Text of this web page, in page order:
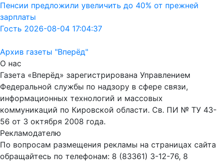
Пенсии предложили увеличить до 40% от прежней
зарплаты
Гость 2026-08-04 17:04:37
Архив газеты "Вперёд"
О нас
Газета «Вперёд» зарегистрирована Управлением
Федеральной службы по надзору в сфере связи,
информационных технологий и массовых
коммуникаций по Кировской области. Св. ПИ № ТУ 43-
56 от 3 октября 2008 года.
Рекламодателю
По вопросам размещения рекламы на страницах сайта
обращайтесь по телефонам: 8 (83361) 3-12-76, 8